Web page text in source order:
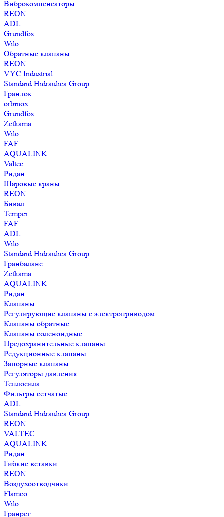
Виброкомпенсаторы
REON
ADL
Grundfos
Wilo
Обратные клапаны
REON
VYC Industrial
Standard Hidraulica Group
Гранлок
orbinox
Grundfos
Zetkama
Wilo
FAF
AQUALINK
Valtec
Ридан
Шаровые краны
REON
Бивал
Temper
FAF
ADL
Wilo
Standard Hidraulica Group
Гранбаланс
Zetkama
AQUALINK
Ридан
Клапаны
Регулирующие клапаны с электроприводом
Клапаны обратные
Клапаны соленоидные
Предохранительные клапаны
Редукционные клапаны
Запорные клапаны
Регуляторы давления
Теплосила
Фильтры сетчатые
ADL
Standard Hidraulica Group
REON
VALTEC
AQUALINK
Ридан
Гибкие вставки
REON
Воздухоотводчики
Flamco
Wilo
Гранрег